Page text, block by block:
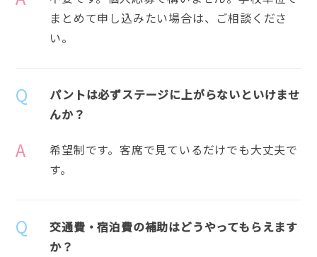
まとめて申し込みたい場合は、ご相談くださ
い。
Q
パントは必ずステージに上がらないといけませ
んか？
A
希望制です。客席で見ているだけでも大丈夫で
す。
Q
交通費・宿泊費の補助はどうやってもらえます
か？